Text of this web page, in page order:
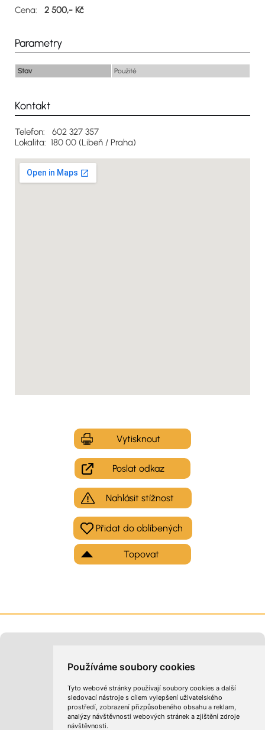
Používáme soubory cookies
Tyto webové stránky používají soubory cookies a další
sledovací nástroje s cílem vylepšení uživatelského
prostředí, zobrazení přizpůsobeného obsahu a reklam,
analýzy návštěvnosti webových stránek a zjištění zdroje
návštěvnosti.
Cena: 2 500,- Kč
Parametry
Stav Použité
Kontakt
Telefon: 602 327 357
Lokalita: 180 00 (Libeň / Praha)
Vytisknout
Poslat odkaz
Nahlásit stížnost
Topovat
Kontakt na provozovatele